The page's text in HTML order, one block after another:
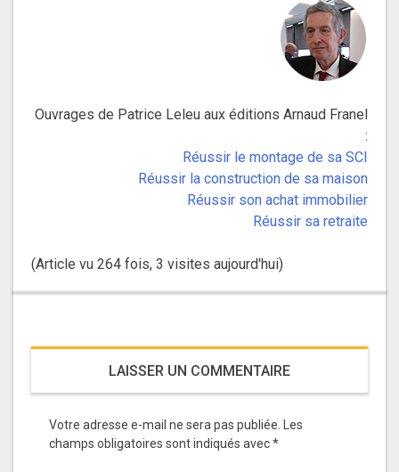
Ouvrages de Patrice Leleu aux éditions Arnaud Franel
:
Réussir le montage de sa SCI
Réussir la construction de sa maison
Réussir son achat immobilier
Réussir sa retraite
(Article vu 264 fois, 3 visites aujourd'hui)
LAISSER UN COMMENTAIRE
Votre adresse e-mail ne sera pas publiée. Les
champs obligatoires sont indiqués avec*